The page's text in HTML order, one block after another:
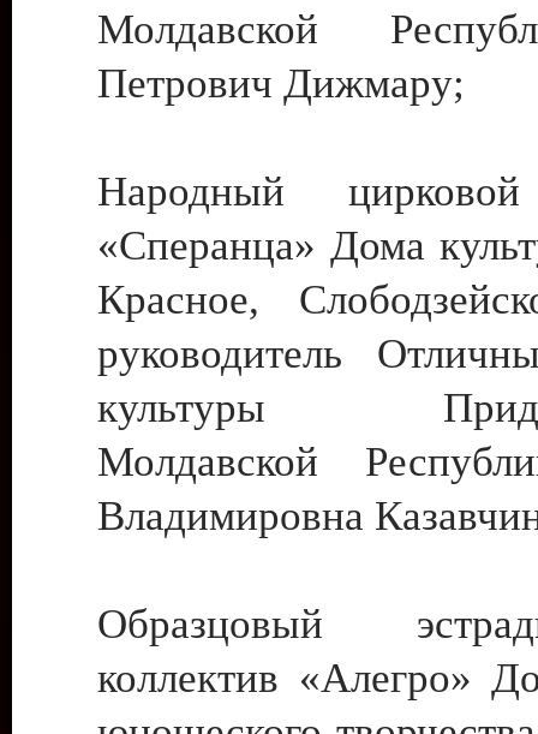
Молдавской
Петрович Дижмару;
Народный цирковой
«Сперанца» Дома
Красное,
руководитель
культуры
Молдавской
Владимировна
Образцовый
коллектив «Алегро»